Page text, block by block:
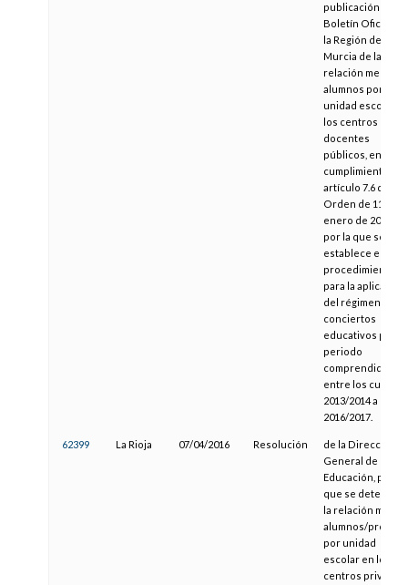
publicación en el
Boletín Oficial de
la Región de
Murcia de la
relación media de
alumnos por
unidad escolar
los centros
docentes
públicos, en
cumplimiento del
artículo 7.6 de la
Orden de 11 de
enero de 2013,
por la que se
establece el
procedimiento
para la aplicación
del régimen de
conciertos
educativos para
periodo
comprendido
entre los cursos
2013/2014 a
2016/2017.
62399 La Rioja 07/04/2016 Resolución
de la Dirección
General de
Educación, por la
que se determina
la relación media
alumnos/
por unidad
escolar en los
centros privados